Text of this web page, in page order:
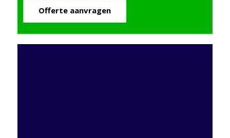
Offerte aanvragen